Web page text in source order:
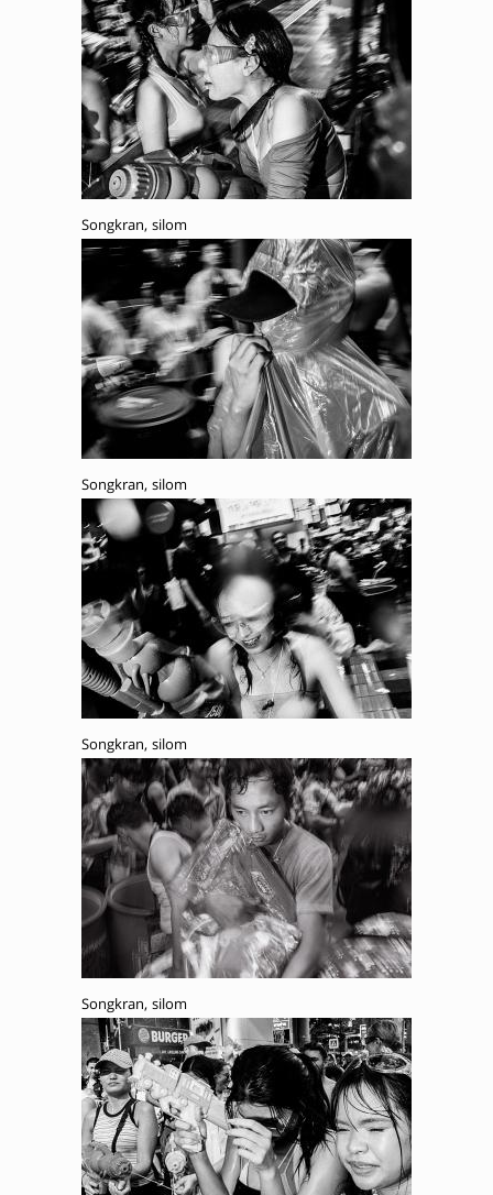
Songkran, silom
Songkran, silom
Songkran, silom
Songkran, silom